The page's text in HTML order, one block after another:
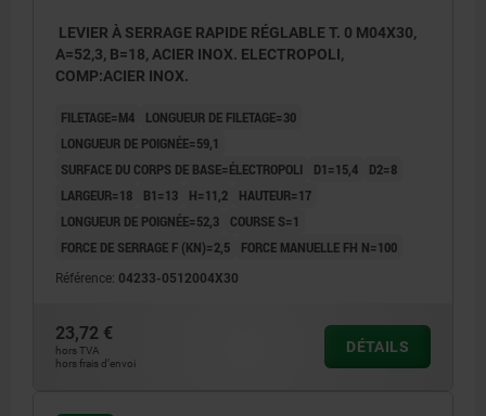
LEVIER À SERRAGE RAPIDE RÉGLABLE T. 0 M04X30,
A=52,3, B=18, ACIER INOX. ELECTROPOLI,
COMP:ACIER INOX.
FILETAGE=M4
LONGUEUR DE FILETAGE=30
LONGUEUR DE POIGNÉE=59,1
SURFACE DU CORPS DE BASE=ÉLECTROPOLI
D1=15,4
D2=8
LARGEUR=18
B1=13 H=11,2
HAUTEUR=17
LONGUEUR DE POIGNÉE=52,3
COURSE S=1
FORCE DE SERRAGE F (KN)=2,5
FORCE MANUELLE FH N=100
Référence: 04233-0512004X30
23,72 €
hors TVA
hors frais d’envoi
DÉTAILS